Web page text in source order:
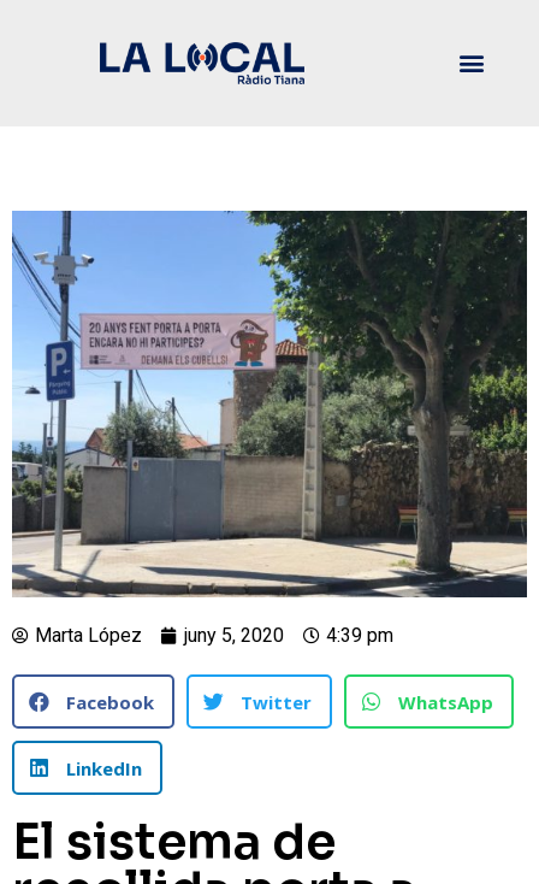
Marta López juny 5, 2020 4:39 pm
Facebook Twitter WhatsApp
LinkedIn
El sistema de